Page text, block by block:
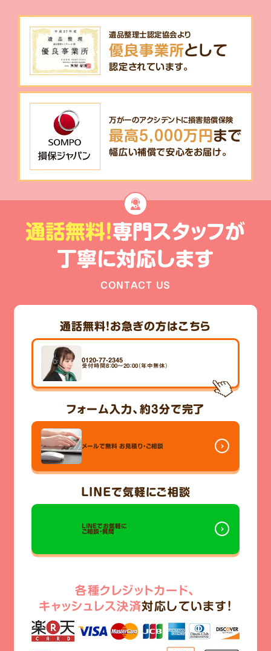
遺品整理士認定協会より
優良事業所として
認定されています。
万が一のアクシデントに損害賠償保険
最高5,000万円まで
幅広い補償で安心をお届け。
通話無料!専門スタッフが
丁寧に対応します
CONTACT US
通話無料！お急ぎの方はこちら
0120-77-2345
受付時間8：00～20：00（年中無休）
フォーム入力、 約3分で完了
メールで無料 お見積り・ご相談
LINEで気軽にご相談
LINEでお気軽に
ご相談・質問
各種クレジットカード、
キャッシュレス決済対応しています!